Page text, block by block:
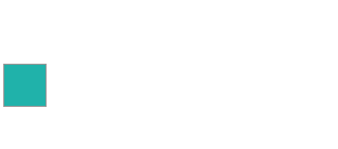
Claro